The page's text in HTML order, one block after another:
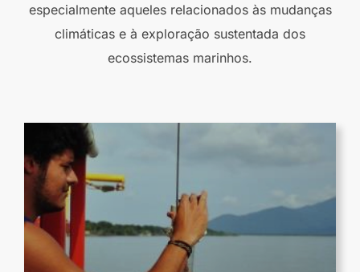
especialmente aqueles relacionados às mudanças
climáticas e à exploração sustentada dos
ecossistemas marinhos.